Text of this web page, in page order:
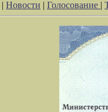
| Новости | Голосование |